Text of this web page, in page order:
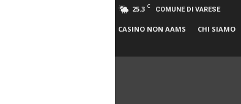
25.3 C COMUNE DI VARESE
CASINO NON AAMS CHI SIAMO